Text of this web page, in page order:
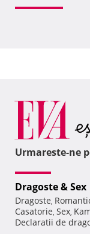
Urmareste-ne
Dragoste & Sex
Dragoste,
Casatorie, Sex,
Declaratii de